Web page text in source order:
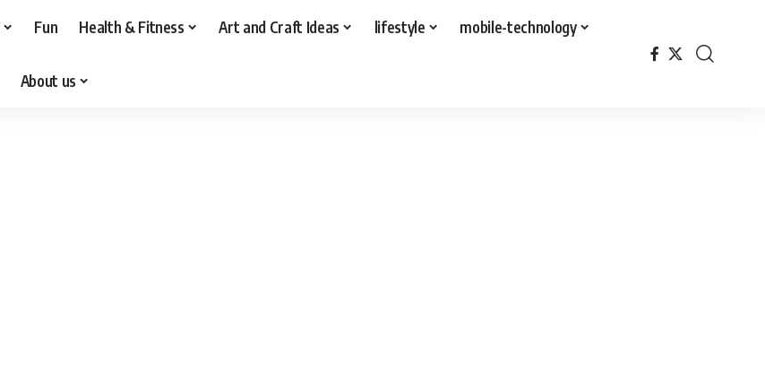
Fun Health & Fitness Art and Craft Ideas lifestyle mobile-technology
About us